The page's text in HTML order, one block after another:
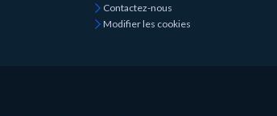
Contactez-nous
Modifier les cookies